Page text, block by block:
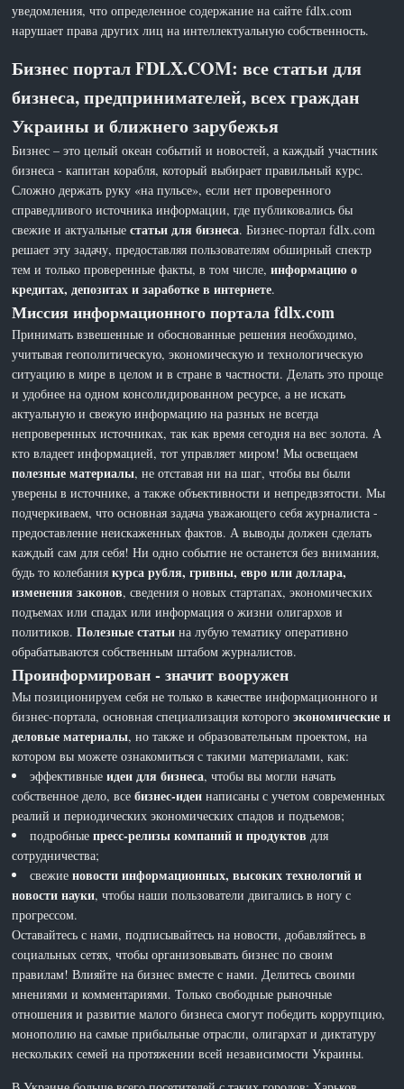
уведомления, что определенное содержание на сайте fdlx.com
нарушает права других лиц на интеллектуальную собственность.
Бизнес портал FDLX.COM: все статьи для
бизнеса, предпринимателей, всех граждан
Украины и ближнего зарубежья
Бизнес – это целый океан событий и новостей, а каждый участник
бизнеса - капитан корабля, который выбирает правильный курс.
Сложно держать руку «на пульсе», если нет проверенного
справедливого источника информации, где публиковались бы
свежие и актуальныестатьи для бизнеса. Бизнес-портал fdlx.com
решает эту задачу, предоставляя пользователям обширный спектр
тем и только проверенные факты, в том числе,информацию о
кредитах, депозитах и заработке в интернете.
Миссия информационного портала fdlx.com
Принимать взвешенные и обоснованные решения необходимо,
учитывая геополитическую, экономическую и технологическую
ситуацию в мире в целом и в стране в частности. Делать это проще
и удобнее на одном консолидированном ресурсе, а не искать
актуальную и свежую информацию на разных не всегда
непроверенных источниках, так как время сегодня на вес золота. А
кто владеет информацией, тот управляет миром! Мы освещаем
полезные материалы, не отставая ни на шаг, чтобы вы были
уверены в источнике, а также объективности и непредвзятости. Мы
подчеркиваем, что основная задача уважающего себя журналиста -
предоставление неискаженных фактов. А выводы должен сделать
каждый сам для себя! Ни одно событие не останется без внимания,
будь то колебаниякурса рубля, гривны, евро или доллара,
изменения законов, сведения о новых стартапах, экономических
подъемах или спадах или информация о жизни олигархов и
политиков.Полезные статьи на лубую тематику оперативно
обрабатываются собственным штабом журналистов.
Проинформирован - значит вооружен
Мы позиционируем себя не только в качестве информационного и
бизнес-портала, основная специализация которогоэкономические и
деловые материалы, но также и образовательным проектом, на
котором вы можете ознакомиться с такими материалами, как:
эффективныеидеи для бизнеса, чтобы вы могли начать
собственное дело, всебизнес-идеи написаны с учетом современных
реалий и периодических экономических спадов и подъемов;
подробныепресс-релизы компаний и продуктов для
сотрудничества;
свежиеновости информационных, высоких технологий и
новости науки, чтобы наши пользователи двигались в ногу с
прогрессом.
Оставайтесь с нами, подписывайтесь на новости, добавляйтесь в
социальных сетях, чтобы организовывать бизнес по своим
правилам! Влияйте на бизнес вместе с нами. Делитесь своими
мнениями и комментариями. Только свободные рыночные
отношения и развитие малого бизнеса смогут победить коррупцию,
монополию на самые прибыльные отрасли, олигархат и диктатуру
нескольких семей на протяжении всей независимости Украины.